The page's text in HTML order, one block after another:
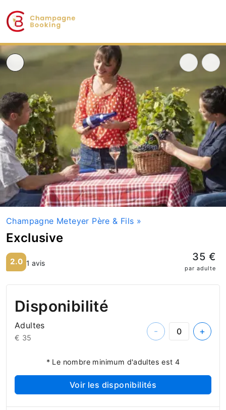
Champagne Meteyer Père & Fils »
Exclusive
2.0 1 avis 35 €
par adulte
Disponibilité
Adultes
€ 35
- +
* Le nombre minimum d'adultes est 4
Voir les disponibilités